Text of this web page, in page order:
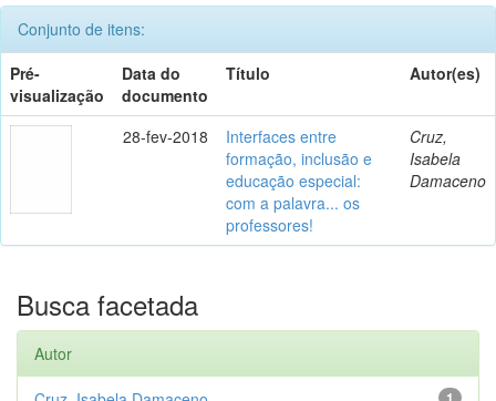
Conjunto de itens:
Pré-
visualização
Data do
documento
Título Autor(es)
28-fev-2018
Interfaces entre
formação, inclusão e
educação especial:
com a palavra... os
professores!
Cruz,
Isabela
Damaceno
Busca facetada
Autor